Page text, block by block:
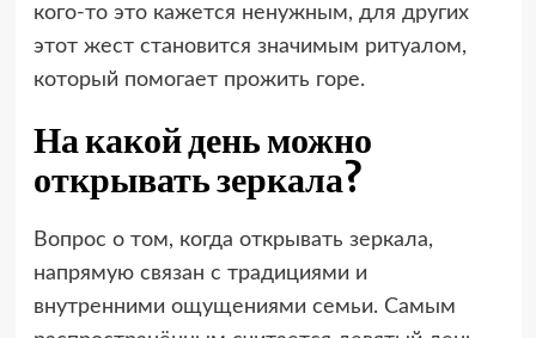
кого-то это кажется ненужным, для других
этот жест становится значимым ритуалом,
который помогает прожить горе.
На какой день можно
открывать зеркала?
Вопрос о том, когда открывать зеркала,
напрямую связан с традициями и
внутренними ощущениями семьи. Самым